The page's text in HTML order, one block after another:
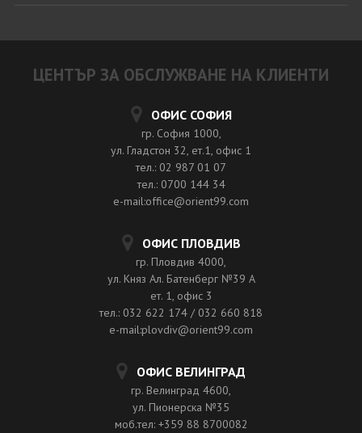
ЦЕНТЪР ЗА ОБСЛУЖВАНЕ НА КЛИЕНТИ
ОФИС СОФИЯ
гр. София 1000,
ул. Гладстон 32, ет.1, офис 1
тел.: 02 987 01 07
тел.: 0700 144 34
e-mail:office@orient99.com
ОФИС ПЛОВДИВ
гр. Пловдив 4000,
ул. Княз Ал. Батенберг №39 A
ет. 1, офис 3
тел.: 032 622 174 / 032 660 818
e-mail:plovdiv@orient99.com
ОФИС ВЕЛИНГРАД
гр. Велинград 4600,
ул. Пионерска №35
моб.тел: +359 88 8700082